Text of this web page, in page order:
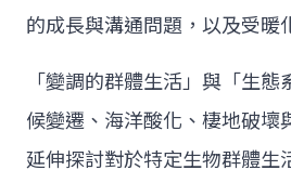
的成長與溝通問題，以及受暖
「變調的群體生活」與「生
候變遷、海洋酸化、棲地破壞
延伸探討對於特定生物群體生